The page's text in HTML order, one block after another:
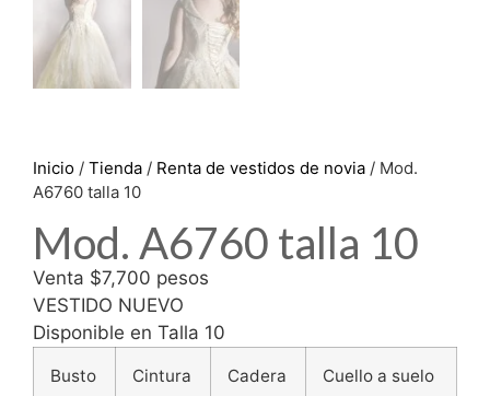
Inicio / Tienda / Renta de vestidos de novia / Mod.
A6760 talla 10
Mod. A6760 talla 10
Venta $7,700 pesos
VESTIDO NUEVO
Disponible en Talla 10
Busto Cintura Cadera Cuello a suelo